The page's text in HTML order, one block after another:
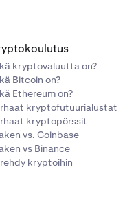
kryptovaluutta on?
Bitcoin on?
Ethereum on?
kryptofutuurialustat
kryptopörssit
vs. Coinbase
vs Binance
kryptoihin